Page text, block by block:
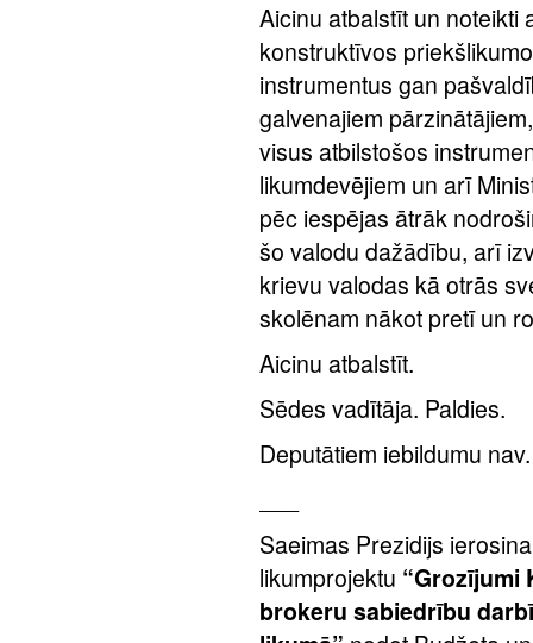
Aicinu atbalstīt un noteikti
konstruktīvos
instrumentus gan
galvenajiem
visus atbilstošos
likumdevējiem un arī
pēc iespējas ātrāk
šo valodu dažādību, arī
krievu valodas kā otrās
skolēnam nākot pretī un
Aicinu atbalstīt.
Sēdes vadītāja. Paldies.
Deputātiem iebildumu
Saeimas Prezidijs
likumprojektu “Grozījumi
brokeru sabiedrību